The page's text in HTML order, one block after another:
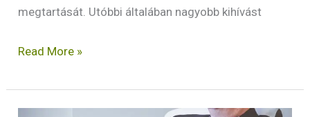
megtartását. Utóbbi általában nagyobb kihívást
Read More »